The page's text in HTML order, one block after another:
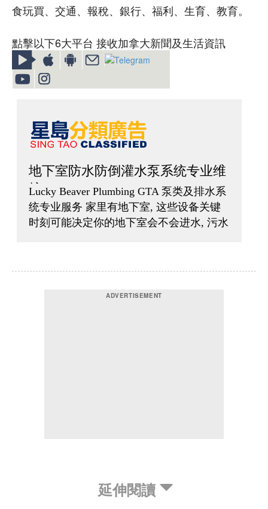
食玩買、交通、報稅、銀行、福利、生育、教育。
點擊以下6大平台 接收加拿大新聞及生活資訊
延伸閱讀